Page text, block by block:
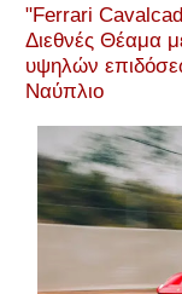
"Ferrari
Διεθνές Θέαμα
υψηλών
Ναύπλιο